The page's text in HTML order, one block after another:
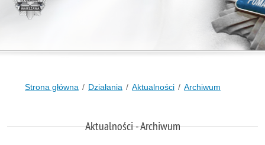
Strona główna Działania Aktualności Archiwum
Aktualności - Archiwum